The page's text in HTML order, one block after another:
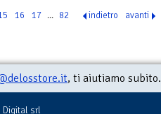
16 17 ... 82 indietro avanti
, ti aiutiamo subito.
Digital srl